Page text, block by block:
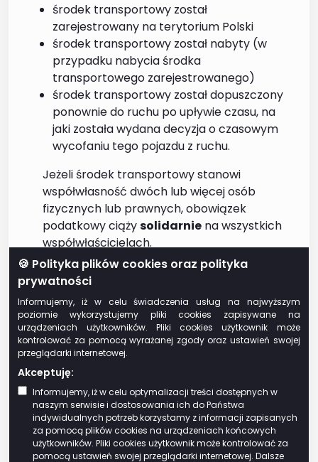
🍪 Polityka plików cookies oraz polityka
prywatności
Informujemy, iż w celu świadczenia usług na najwyższym
poziomie wykorzystujemy pliki cookies zapisywane na
urządzeniach użytkowników. Pliki cookies użytkownik może
kontrolować za pomocą wyrażanej zgody oraz ustawień swojej
przeglądarki internetowej.
Akceptuję:
Informujemy, iż w celu optymalizacji treści dostępnych w
naszym serwisie i dostosowania ich do Państwa
indywidualnych potrzeb korzystamy z informacji zapisanych
za pomocą plików cookies na urządzeniach końcowych
użytkowników. Pliki cookies użytkownik może kontrolować za
pomocą ustawień swojej przeglądarki internetowej. Dalsze
środek transportowy został
zarejestrowany na terytorium Polski
środek transportowy został nabyty (w
przypadku nabycia środka
transportowego zarejestrowanego)
środek transportowy został dopuszczony
ponownie do ruchu po upływie czasu, na
jaki została wydana decyzja o czasowym
wycofaniu tego pojazdu z ruchu.
Jeżeli środek transportowy stanowi
współwłasność dwóch lub więcej osób
fizycznych lub prawnych, obowiązek
podatkowy ciążysolidarnie na wszystkich
współwłaścicielach.
W przypadku zmiany właściciela środka
transportowego zarejestrowanego,
obowiązek podatkowy ciążyna
poprzednim właścicielu do końca
miesiąca, w którym nastąpiła sprzedaż.
Obowiązek podatkowy wygasa z końcem
miesiąca, w którym:
wyrejestrowano środek transportowy
wydano decyzję organu rejestrującego o
czasowym wycofaniu pojazdu z ruchu
upłynął czas, na jaki powierzono pojazd.